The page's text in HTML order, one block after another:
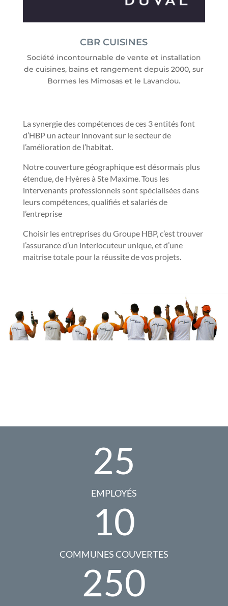
CBR CUISINES
Société incontournable de vente et installation
de cuisines, bains et rangement depuis 2000, sur
Bormes les Mimosas et le Lavandou.
La synergie des compétences de ces 3 entités font
d’HBP un acteur innovant sur le secteur de
l’amélioration de l’habitat.
Notre couverture géographique est désormais plus
étendue, de Hyères à Ste Maxime. Tous les
intervenants professionnels sont spécialisées dans
leurs compétences, qualifiés et salariés de
l’entreprise
Choisir les entreprises du Groupe HBP, c’est trouver
l’assurance d’un interlocuteur unique, et d’une
maitrise totale pour la réussite de vos projets.
25
EMPLOYÉS
10
COMMUNES COUVERTES
250